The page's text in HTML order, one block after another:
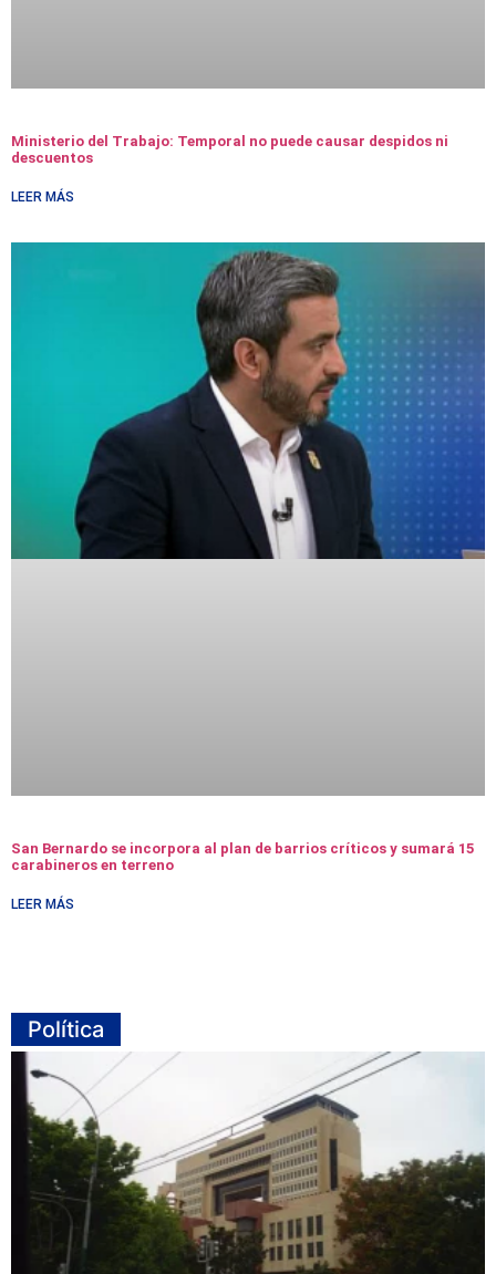
Ministerio del Trabajo: Temporal no puede causar despidos ni
descuentos
LEER MÁS
San Bernardo se incorpora al plan de barrios críticos y sumará 15
carabineros en terreno
LEER MÁS
Política